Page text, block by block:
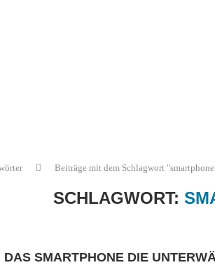
Beiträge mit dem Schlagwort
SCHLAGWORT:
SMARTPHONE DIE